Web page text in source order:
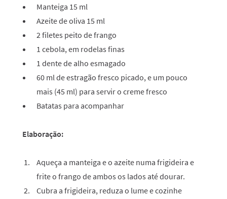
Manteiga 15 ml
Azeite de oliva 15 ml
2 filetes peito de frango
1 cebola, em rodelas finas
1 dente de alho esmagado
60 ml de estragão fresco picado, e um pouco
mais (45 ml) para servir o creme fresco
Batatas para acompanhar
Elaboração:
Aqueça a manteiga e o azeite numa frigideira e
frite o frango de ambos os lados até dourar.
Cubra a frigideira, reduza o lume e cozinhe